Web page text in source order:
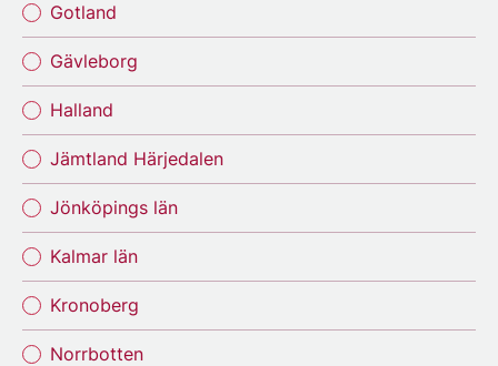
Gotland
Gävleborg
Halland
Jämtland Härjedalen
Jönköpings län
Kalmar län
Kronoberg
Norrbotten